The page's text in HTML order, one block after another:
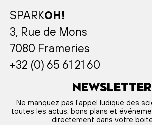
SPARKOH!
3, Rue de Mons
7080 Frameries
+32 (0) 65 61 21 60
Newsletter
Ne manquez pas l'appel ludique des
toutes les actus, bons plans et
directement dans votre